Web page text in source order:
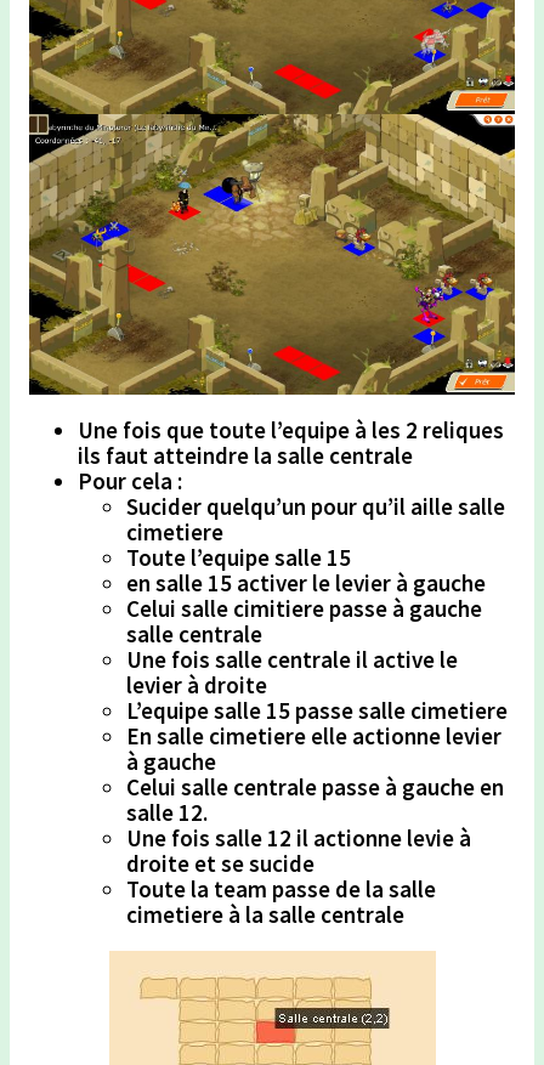
Une fois que toute l’equipe à les 2 reliques
ils faut atteindre la salle centrale
Pour cela :
Sucider quelqu’un pour qu’il aille salle
cimetiere
Toute l’equipe salle 15
en salle 15 activer le levier à gauche
Celui salle cimitiere passe à gauche
salle centrale
Une fois salle centrale il active le
levier à droite
L’equipe salle 15 passe salle cimetiere
En salle cimetiere elle actionne levier
à gauche
Celui salle centrale passe à gauche en
salle 12.
Une fois salle 12 il actionne levie à
droite et se sucide
Toute la team passe de la salle
cimetiere à la salle centrale